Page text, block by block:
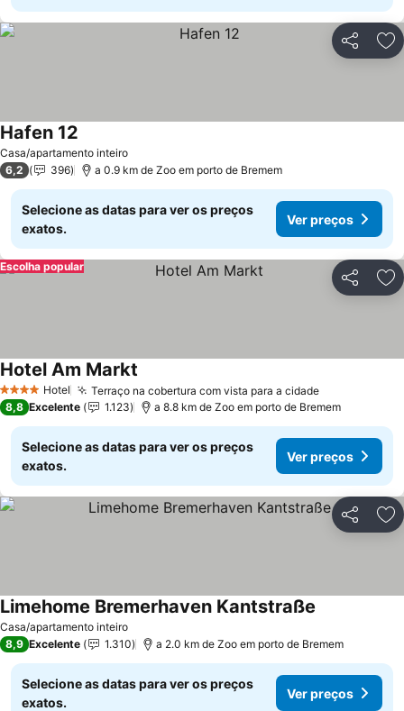
Partilhar
Casa/apartamento inteiro
Hafen 12
6,2 396 a 0.9 km de Zoo em porto de Bremem
Selecione as datas para ver os preços
exatos.
Ver preços
Partilhar
Escolha popular
4 EstrelasHotel Terraço na cobertura com vista para a cidadeVer preços
Hotel Am Markt
8,8 Excelente 1.123 a 8.8 km de Zoo em porto de Bremem
Selecione as datas para ver os preços
exatos.
Ver preços
Partilhar
Casa/apartamento inteiro
Limehome Bremerhaven Kantstraße
8,9 Excelente 1.310 a 2.0 km de Zoo em porto de Bremem
Selecione as datas para ver os preços
exatos.
Ver preços